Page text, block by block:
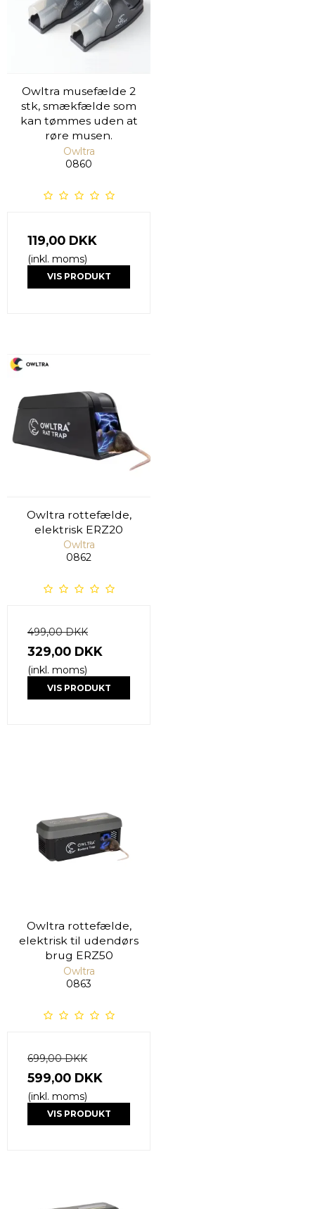
Owltra musefælde 2
stk, smækfælde som
kan tømmes uden at
røre musen.
Owltra
0860
119,00 DKK
(inkl. moms)
VIS PRODUKT
Owltra rottefælde,
elektrisk ERZ20
Owltra
0862
499,00 DKK
329,00 DKK
(inkl. moms)
VIS PRODUKT
Owltra rottefælde,
elektrisk til udendørs
brug ERZ50
Owltra
0863
699,00 DKK
599,00 DKK
(inkl. moms)
VIS PRODUKT